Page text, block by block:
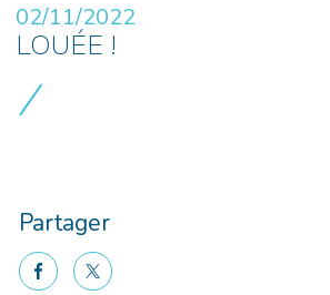
02/11/2022
LOUÉE !
Partager
facebooktwitter